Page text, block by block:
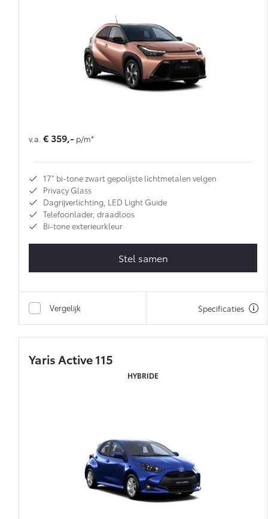
v.a. € 359,- p/m*
17" bi-tone zwart gepolijste lichtmetalen velgen
Privacy Glass
Dagrijverlichting, LED Light Guide
Telefoonlader, draadloos
Bi-tone exterieurkleur
Stel samen
Vergelijk Specificaties
Yaris Active 115
HYBRIDE